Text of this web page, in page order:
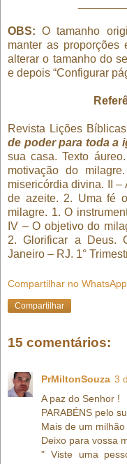
OBS: O tamanho
manter as proporções
alterar o tamanho do
e depois “Configurar
Revista Lições
de poder para toda a
sua casa. Texto
motivação do
misericórdia divina. II –
de azeite. 2. Uma fé
milagre. 1. O
IV – O objetivo do
2. Glorificar a Deus.
Janeiro – RJ. 1°
Compartilhar no WhatsApp
Compartilhar
15 comentários:
PrMiltonSouza 3
A paz do Senhor !
PARABÉNS pelo
Mais de um
Deixo para vossa
" Viste uma